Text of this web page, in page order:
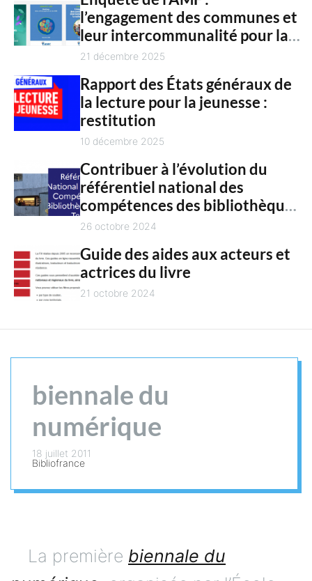
c
h
l’engagement des communes et
leur intercommunalité pour la
culture en 2025
21 décembre 2025
Rapport des États généraux de
la lecture pour la jeunesse :
restitution
10 décembre 2025
Contribuer à l’évolution du
référentiel national des
compétences des bibliothèques
territoriales
26 octobre 2024
Guide des aides aux acteurs et
actrices du livre
21 octobre 2024
biennale du
numérique
18 juillet 2011
Bibliofrance
La première biennale du